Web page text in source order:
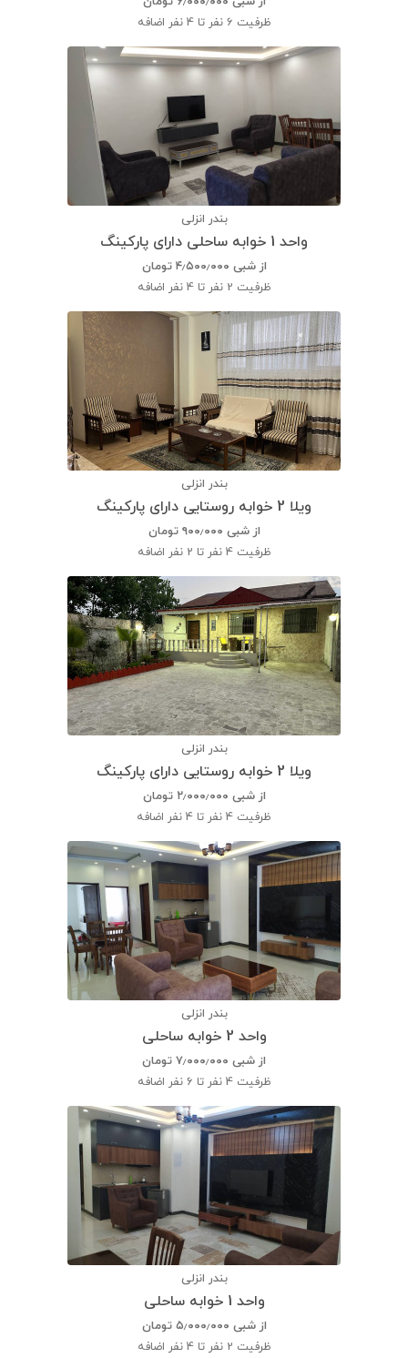
ظرفیت 6 نفر تا 4 نفر اضافه
بندر انزلی
واحد 1 خوابه ساحلی دارای پارکینگ
از شبی ۴٫۵۰۰٫۰۰۰ تومان
ظرفیت 2 نفر تا 4 نفر اضافه
بندر انزلی
ویلا 2 خوابه روستایی دارای پارکینگ
از شبی ۹۰۰٫۰۰۰ تومان
ظرفیت 4 نفر تا 2 نفر اضافه
بندر انزلی
ویلا 2 خوابه روستایی دارای پارکینگ
از شبی ۲٫۰۰۰٫۰۰۰ تومان
ظرفیت 4 نفر تا 4 نفر اضافه
بندر انزلی
واحد 2 خوابه ساحلی
از شبی ۷٫۰۰۰٫۰۰۰ تومان
ظرفیت 4 نفر تا 6 نفر اضافه
بندر انزلی
واحد 1 خوابه ساحلی
از شبی ۵٫۰۰۰٫۰۰۰ تومان
ظرفیت 2 نفر تا 4 نفر اضافه